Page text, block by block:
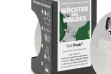
MERKLISTE
HINZUFÜGEN